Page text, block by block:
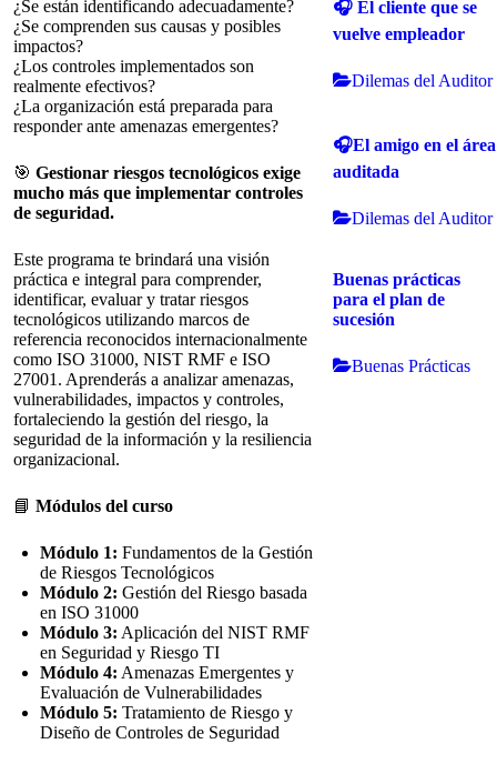
¿Se están identificando adecuadamente?
¿Se comprenden sus causas y posibles
impactos?
¿Los controles implementados son
realmente efectivos?
¿La organización está preparada para
responder ante amenazas emergentes?
🎯 Gestionar riesgos tecnológicos exige
mucho más que implementar controles
de seguridad.
Este programa te brindará una visión
práctica e integral para comprender,
identificar, evaluar y tratar riesgos
tecnológicos utilizando marcos de
referencia reconocidos internacionalmente
como ISO 31000, NIST RMF e ISO
27001. Aprenderás a analizar amenazas,
vulnerabilidades, impactos y controles,
fortaleciendo la gestión del riesgo, la
seguridad de la información y la resiliencia
organizacional.
📘 Módulos del curso
Módulo 1: Fundamentos de la Gestión
de Riesgos Tecnológicos
Módulo 2: Gestión del Riesgo basada
en ISO 31000
Módulo 3: Aplicación del NIST RMF
en Seguridad y Riesgo TI
Módulo 4: Amenazas Emergentes y
Evaluación de Vulnerabilidades
Módulo 5: Tratamiento de Riesgo y
Diseño de Controles de Seguridad
🎧 El cliente que se
vuelve empleador
Dilemas del Auditor
🎧El amigo en el área
auditada
Dilemas del Auditor
Buenas prácticas
para el plan de
sucesión
Buenas Prácticas